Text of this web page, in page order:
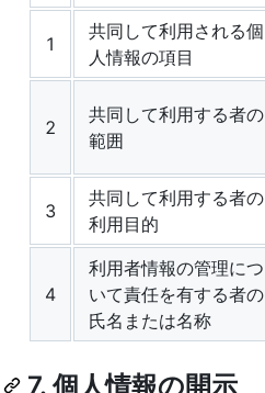
1
共同して利用される個
人情報の項目
2
共同して利用する者の
範囲
3
共同して利用する者の
利用目的
4
利用者情報の管理につ
いて責任を有する者の
氏名または名称
7. 個人情報の開示